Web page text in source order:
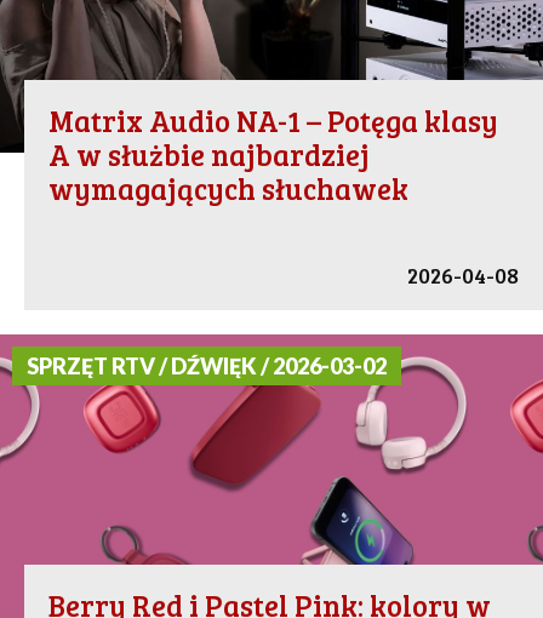
Matrix Audio NA-1 – Potęga klasy
A w służbie najbardziej
wymagających słuchawek
2026-04-08
SPRZĘT RTV / DŹWIĘK / 2026-03-02
Berry Red i Pastel Pink: kolory w